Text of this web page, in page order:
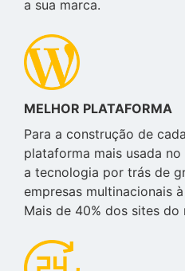
a sua marca.
MELHOR PLATAFORMA
Para a construção de
plataforma mais usada no
a tecnologia por trás de
empresas multinacionais
Mais de 40% dos sites do